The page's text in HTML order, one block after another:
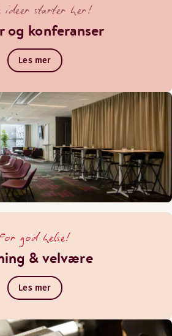
ideer starter her!
og konferanser
Les mer
god helse!
& velvære
Les mer